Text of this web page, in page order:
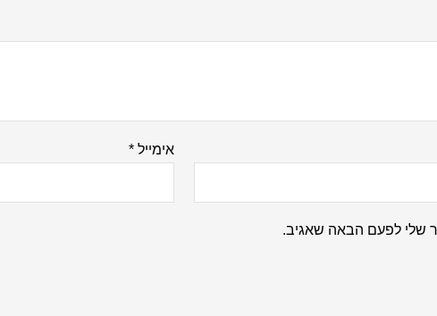
אימייל*
שלי לפעם הבאה שאגיב.